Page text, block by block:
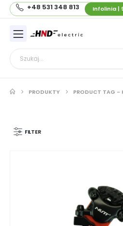
+48 531 348 813 Infolinia |
PRODUKTY PRODUCT TAG -
FILTER